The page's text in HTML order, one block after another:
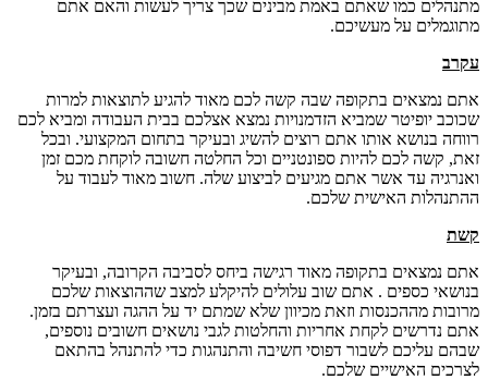
מתנהלים כמו שאתם באמת מבינים שכך צריך לעשות והאם אתם
מתוגמלים על מעשיכם.
עקרב
אתם נמצאים בתקופה שבה קשה לכם מאוד להגיע לתוצאות למרות
שכוכב יופיטר שמביא הזדמנויות נמצא אצלכם בבית העבודה ומביא לכם
רווחה בנושא אותו אתם רוצים להשיג ובעיקר בתחום המקצועי. ובכל
זאת, קשה לכם להיות ספונטניים וכל החלטה חשובה לוקחת מכם זמן
ואנרגיה עד אשר אתם מגיעים לביצוע שלה. חשוב מאוד לעבוד על
ההתנהלות האישית שלכם.
קשת
אתם נמצאים בתקופה מאוד רגישה ביחס לסביבה הקרובה, ובעיקר
בנושאי כספים . אתם שוב עלולים להיקלע למצב שההוצאות שלכם
מרובות מההכנסות וזאת מכיוון שלא שמתם יד על ההגה ועצרתם בזמן.
אתם נדרשים לקחת אחריות והחלטות לגבי נושאים חשובים נוספים,
שבהם עליכם לשבור דפוסי חשיבה והתנהגות כדי להתנהל בהתאם
לצרכים האישיים שלכם.